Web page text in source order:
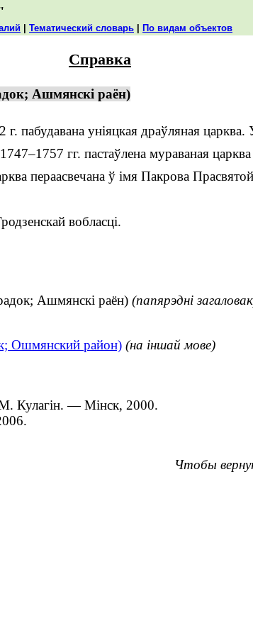
Тематический словарь По видам объектов
Справка
Ашмянскі раён)
пабудавана уніяцкая драўляная
гг. пастаўлена мураваная царква
пераасвечана ў імя Пакрова
вобласці.
Ашмянскі раён) (папярэдні
Ошмянский район) (на іншай мове)
Кулагін. — Мінск, 2000.
Чтобы